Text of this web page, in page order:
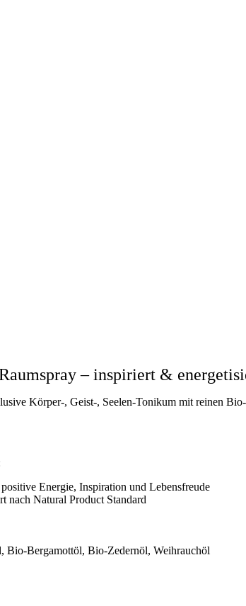
– inspiriert &
Körper-, Geist-, Seelen-Tonikum mit reinen
Energie, Inspiration und Lebensfreude
nach Natural Product Standard
Bio-Bergamottöl, Bio-Zedernöl, Weihrauchöl